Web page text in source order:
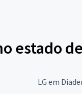
estado
LG em